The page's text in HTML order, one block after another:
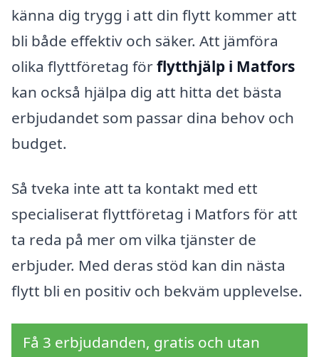
känna dig trygg i att din flytt kommer att
bli både effektiv och säker. Att jämföra
olika flyttföretag förflytthjälp i Matfors
kan också hjälpa dig att hitta det bästa
erbjudandet som passar dina behov och
budget.
Så tveka inte att ta kontakt med ett
specialiserat flyttföretag i Matfors för att
ta reda på mer om vilka tjänster de
erbjuder. Med deras stöd kan din nästa
flytt bli en positiv och bekväm upplevelse.
Få 3 erbjudanden, gratis och utan